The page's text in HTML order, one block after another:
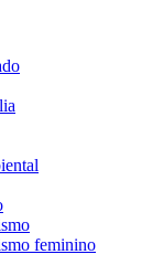
feminino